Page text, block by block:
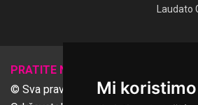
Mi
Laudato
PRATITE NAS
© Sva prava pridržana Udruga Ime